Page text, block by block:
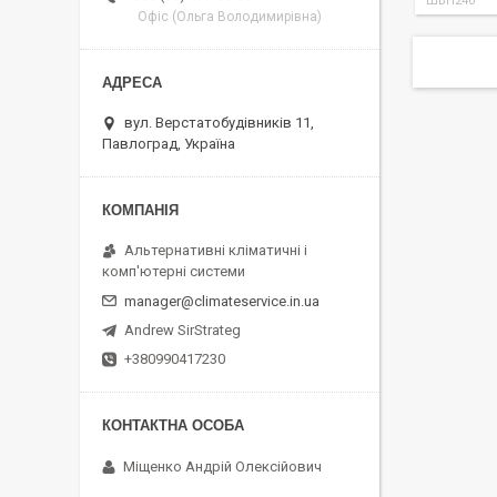
Офіс (Ольга Володимирівна)
вул. Верстатобудівників 11,
Павлоград, Україна
Альтернативні кліматичні і
комп'ютерні системи
manager@climateservice.in.ua
Andrew SirStrateg
+380990417230
Міщенко Андрій Олексійович